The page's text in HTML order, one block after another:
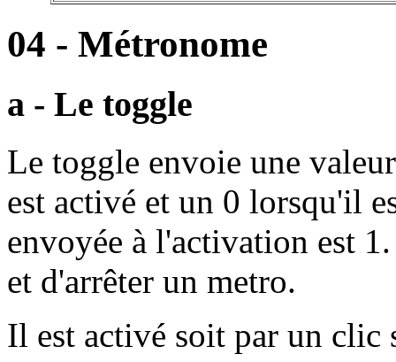
04 - Métronome
a - Le toggle
Le toggle envoie une
est activé et un 0 lorsqu'il
envoyée à l'activation est
et d'arrêter un metro.
Il est activé soit par un clic